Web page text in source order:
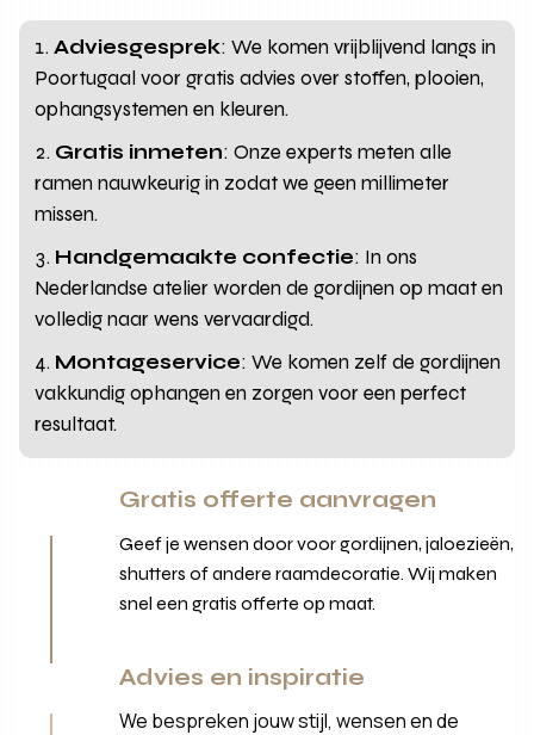
Adviesgesprek: We komen vrijblijvend langs in
Poortugaal voor gratis advies over stoffen, plooien,
ophangsystemen en kleuren.
Gratis inmeten: Onze experts meten alle
ramen nauwkeurig in zodat we geen millimeter
missen.
Handgemaakte confectie: In ons
Nederlandse atelier worden de gordijnen op maat en
volledig naar wens vervaardigd.
Montageservice: We komen zelf de gordijnen
vakkundig ophangen en zorgen voor een perfect
resultaat.
Gratis offerte aanvragen
Geef je wensen door voor gordijnen, jaloezieën,
shutters of andere raamdecoratie. Wij maken
snel een gratis offerte op maat.
Advies en inspiratie
We bespreken jouw stijl, wensen en de